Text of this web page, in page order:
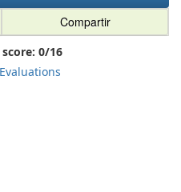
Compartir
0/16